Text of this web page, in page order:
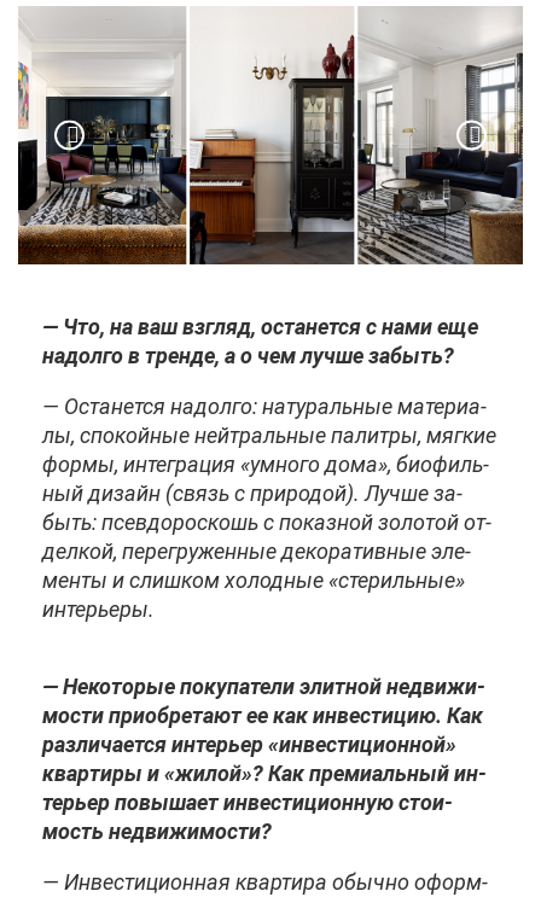
— Что, на ваш взгляд, оста­нет­ся с на­ми еще
на­дол­го в трен­де, а о чем луч­ше за­быть?
— Оста­нет­ся на­дол­го: на­ту­раль­ные ма­те­ри­а­
лы, спо­кой­ные ней­траль­ные па­лит­ры, мяг­кие
фор­мы, ин­те­гра­ция «ум­но­го до­ма», био­филь­
ный ди­зайн (связь с при­ро­дой). Луч­ше за­
быть: псев­до­рос­кошь с по­каз­ной зо­ло­той от­
дел­кой, пе­ре­гру­жен­ные де­ко­ра­тив­ные эле­
мен­ты и слиш­ком хо­лод­ные «сте­риль­ные»
ин­те­рье­ры.
— Неко­то­рые по­ку­па­те­ли элит­ной недви­жи­
мо­сти при­об­ре­та­ют ее как ин­ве­сти­цию. Как
раз­ли­ча­ет­ся ин­те­рьер «ин­ве­сти­ци­он­ной»
квар­ти­ры и «жи­лой»? Как пре­ми­аль­ный ин­
те­рьер по­вы­ша­ет ин­ве­сти­ци­он­ную сто­и­
мость недви­жи­мо­сти?
— Ин­ве­сти­ци­он­ная квар­ти­ра обыч­но оформ­